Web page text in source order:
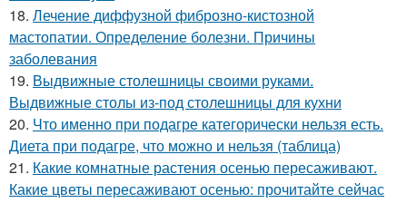
18. Лечение диффузной фиброзно-кистозной
мастопатии. Определение болезни. Причины
заболевания
19. Выдвижные столешницы своими руками.
Выдвижные столы из-под столешницы для кухни
20. Что именно при подагре категорически нельзя есть.
Диета при подагре, что можно и нельзя (таблица)
21. Какие комнатные растения осенью пересаживают.
Какие цветы пересаживают осенью: прочитайте сейчас